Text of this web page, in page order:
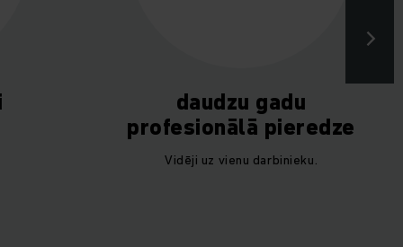
daudzu gadu
profesionālā pieredze
Vidēji uz vienu darbinieku.